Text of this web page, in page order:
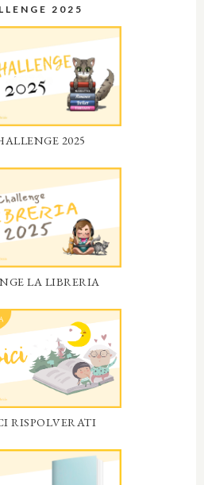
2025
2025
LA LIBRERIA
RISPOLVERATI